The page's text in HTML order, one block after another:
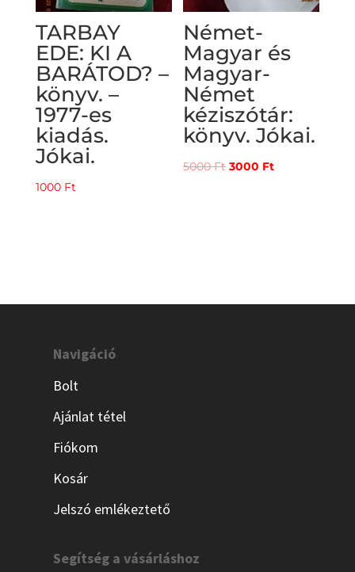
TARBAY
EDE: KI A
BARÁTOD? –
könyv. –
1977-es
kiadás.
Jókai.
1000 Ft
Német-
Magyar és
Magyar-
Német
kéziszótár:
könyv. Jókai.
5000Ft Original
3000 FtCurrent
Navigáció
Bolt
Ajánlat tétel
Fiókom
Kosár
Jelszó emlékeztető
Segítség a vásárláshoz